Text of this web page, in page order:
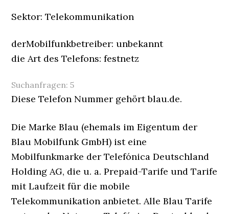
Sektor: Telekommunikation
derMobilfunkbetreiber: unbekannt
die Art des Telefons: festnetz
Suchanfragen:5
Diese Telefon Nummer gehört blau.de.
Die Marke Blau (ehemals im Eigentum der
Blau Mobilfunk GmbH) ist eine
Mobilfunkmarke der Telefónica Deutschland
Holding AG, die u. a. Prepaid-Tarife und Tarife
mit Laufzeit für die mobile
Telekommunikation anbietet. Alle Blau Tarife